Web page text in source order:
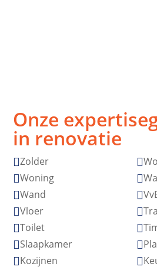
Onze
in renovatie
Zolder 
Woning 
Wand 
Vloer 
Toilet 
Slaapkamer 
Kozijnen 